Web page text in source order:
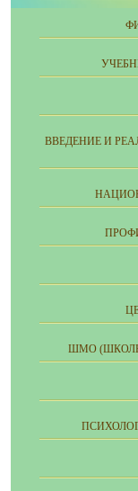
ВВЕДЕНИЕ И
ШМО